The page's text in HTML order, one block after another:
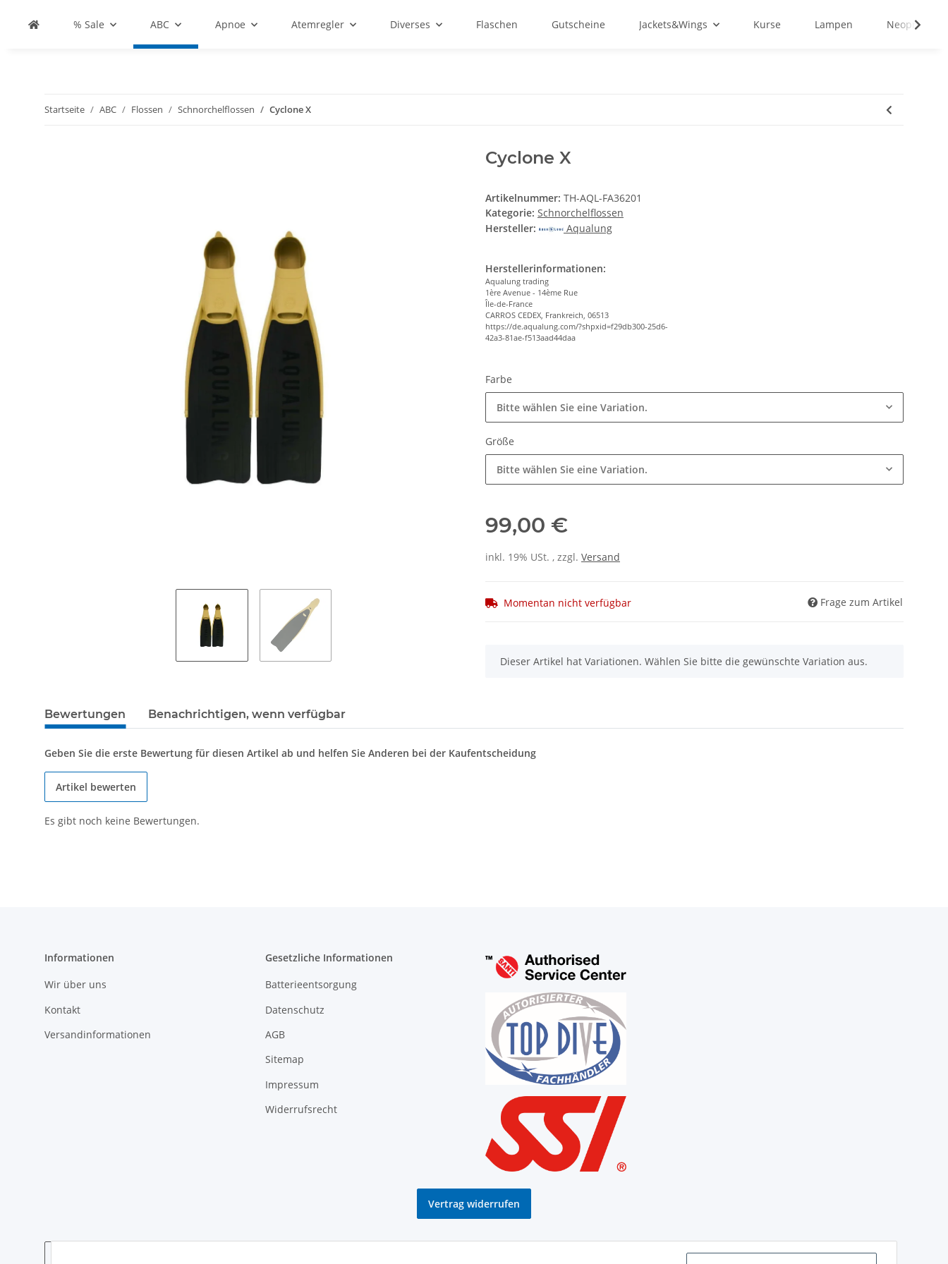
% Sale ABC Apnoe Atemregler Diverses Flaschen Gutscheine Jackets&Wings Kurse Lampen
Startseite ABC Flossen Schnorchelflossen Cyclone X
Cyclone X
Artikelnummer: TH-AQL-FA36201
Kategorie: Schnorchelflossen
Hersteller:
Aqualung
Herstellerinformationen:
Aqualung trading
1ère Avenue - 14ème Rue
Île-de-France
CARROS CEDEX, Frankreich, 06513
https://de.aqualung.com/?shpxid=f29db300-25d6-
42a3-81ae-f513aad44daa
Farbe
Bitte wählen Sie eine Variation.
Größe
Bitte wählen Sie eine Variation.
99,00 €
inkl. 19% USt. , zzgl. Versand
Momentan nicht verfügbar Frage zum Artikel
x
Dieser Artikel hat Variationen. Wählen Sie bitte die gewünschte Variation aus.
Bewertungen Benachrichtigen, wenn verfügbar
Geben Sie die erste Bewertung für diesen Artikel ab und helfen Sie Anderen bei der Kaufentscheidung
Artikel bewerten
Es gibt noch keine Bewertungen.
Informationen
Wir über uns
Kontakt
Versandinformationen
Gesetzliche Informationen
Batterieentsorgung
Datenschutz
AGB
Sitemap
Impressum
Widerrufsrecht
Vertrag widerrufen